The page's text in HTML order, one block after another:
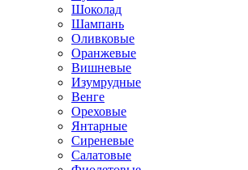
Шоколад
Шампань
Оливковые
Оранжевые
Вишневые
Изумрудные
Венге
Ореховые
Янтарные
Сиреневые
Салатовые